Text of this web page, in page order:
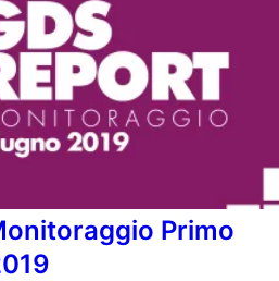
Primo